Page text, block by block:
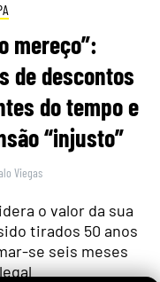
mereço”:
de descontos
do tempo e
“injusto”
Viegas
o valor da sua
tirados 50 anos
se seis meses